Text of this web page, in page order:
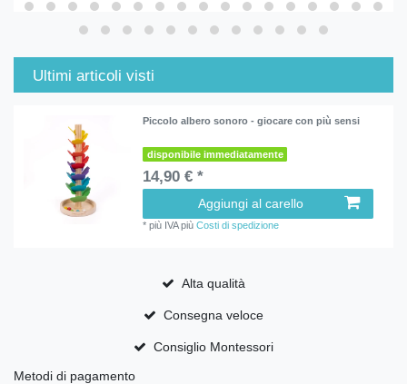
Ultimi articoli visti
Piccolo albero sonoro - giocare con più sensi
disponibile immediatamente
14,90 € *
Aggiungi al carello
*più IVApiùCosti di spedizione
Alta qualità
Consegna veloce
Consiglio Montessori
Metodi di pagamento